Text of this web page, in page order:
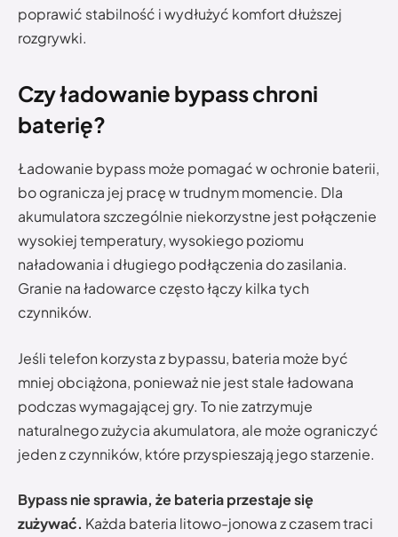
poprawić stabilność i wydłużyć komfort dłuższej
rozgrywki.
Czy ładowanie bypass chroni
baterię?
Ładowanie bypass może pomagać w ochronie baterii,
bo ogranicza jej pracę w trudnym momencie. Dla
akumulatora szczególnie niekorzystne jest połączenie
wysokiej temperatury, wysokiego poziomu
naładowania i długiego podłączenia do zasilania.
Granie na ładowarce często łączy kilka tych
czynników.
Jeśli telefon korzysta z bypassu, bateria może być
mniej obciążona, ponieważ nie jest stale ładowana
podczas wymagającej gry. To nie zatrzymuje
naturalnego zużycia akumulatora, ale może ograniczyć
jeden z czynników, które przyspieszają jego starzenie.
Bypass nie sprawia, że bateria przestaje się
zużywać. Każda bateria litowo-jonowa z czasem traci